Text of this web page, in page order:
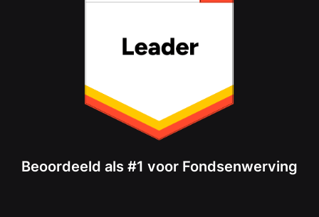
Beoordeeld als #1 voor Fondsenwerving